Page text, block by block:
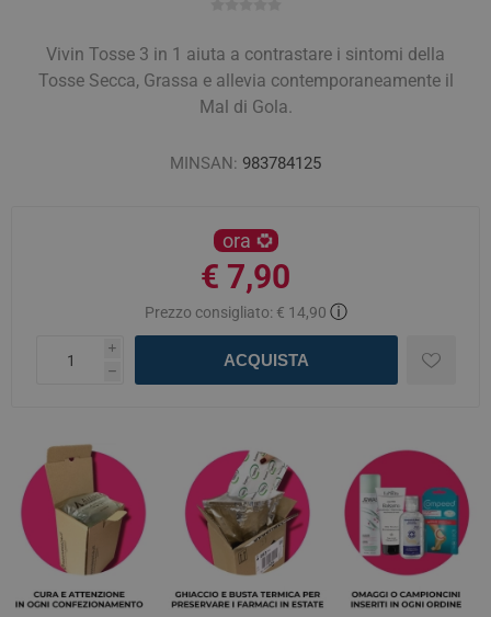
Vivin Tosse 3 in 1 aiuta a contrastare i sintomi della
Tosse Secca, Grassa e allevia contemporaneamente il
Mal di Gola.
MINSAN: 983784125
ora
€ 7,90
Prezzo consigliato: € 14,90 ⓘ
i
h
ACQUISTA